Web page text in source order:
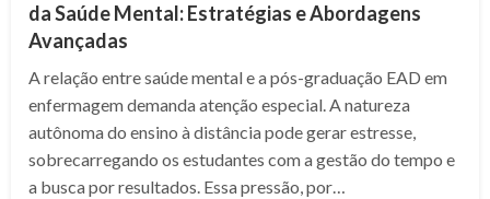
da Saúde Mental: Estratégias e Abordagens
Avançadas
A relação entre saúde mental e a pós-graduação EAD em
enfermagem demanda atenção especial. A natureza
autônoma do ensino à distância pode gerar estresse,
sobrecarregando os estudantes com a gestão do tempo e
a busca por resultados. Essa pressão, por…